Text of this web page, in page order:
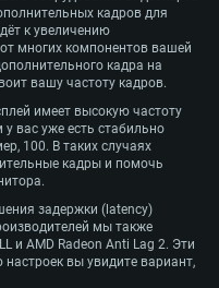
кадров для
к увеличению
многих компонентов вашей
кадра на
вашу частоту кадров.
имеет высокую частоту
вас уже есть стабильно
100. В таких случаях
кадры и помочь
задержки (latency)
мы также
и AMD Radeon Anti Lag 2. Эти
вы увидите вариант,